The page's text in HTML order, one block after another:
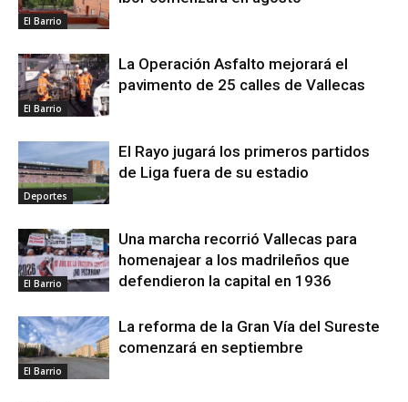
El Barrio
El Barrio
La Operación Asfalto mejorará el
pavimento de 25 calles de Vallecas
Deportes
El Rayo jugará los primeros partidos
de Liga fuera de su estadio
El Barrio
Una marcha recorrió Vallecas para
homenajear a los madrileños que
defendieron la capital en 1936
El Barrio
La reforma de la Gran Vía del Sureste
comenzará en septiembre